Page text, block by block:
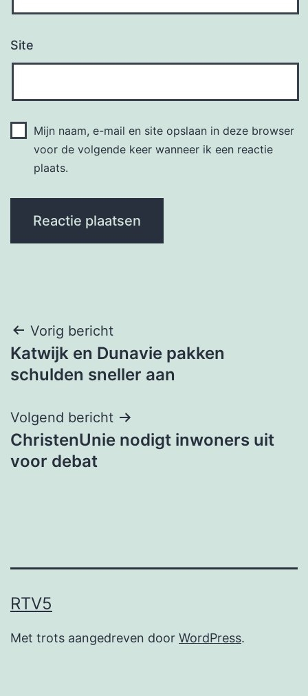
Site
Mijn naam, e-mail en site opslaan in deze browser
voor de volgende keer wanneer ik een reactie
plaats.
Bericht
navigatie
Vorig bericht
Katwijk en Dunavie pakken
schulden sneller aan
Volgend bericht
ChristenUnie nodigt inwoners uit
voor debat
RTV5
Met trots aangedreven door WordPress.